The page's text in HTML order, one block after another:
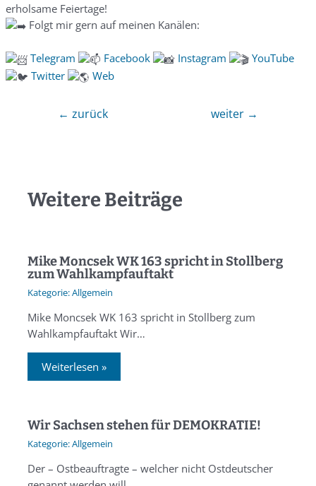
erholsame Feiertage!
Folgt mir gern auf meinen Kanälen:
Telegram Facebook Instagram
YouTube
Twitter
Web
← zurück weiter →
Weitere Beiträge
Mike Moncsek WK 163 spricht in Stollberg
zum Wahlkampfauftakt
Allgemein
Mike Moncsek WK 163 spricht in Stollberg zum
Wahlkampfauftakt Wir…
Weiterlesen »
Wir Sachsen stehen für DEMOKRATIE!
Allgemein
Der – Ostbeauftragte – welcher nicht Ostdeutscher